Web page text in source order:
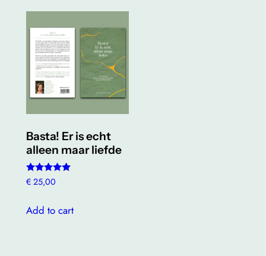
Basta! Er is echt
alleen maar liefde
Rated
4.85
€25,00
Add to cart